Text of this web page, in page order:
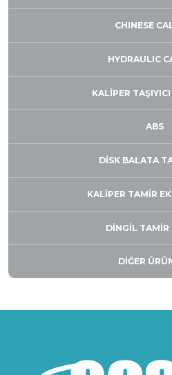
CHINESE
HYDRAULIC
KALİPER
ABS
DİSK BALATA
KALIPER TAMIR
DİNGİL TAMİR
DIĞER